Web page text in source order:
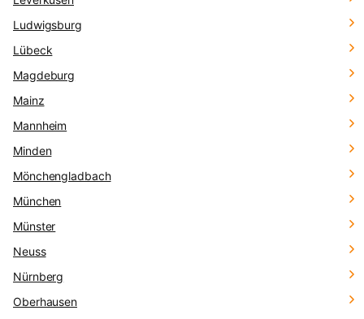
Ludwigsburg
Lübeck
Magdeburg
Mainz
Mannheim
Minden
Mönchengladbach
München
Münster
Neuss
Nürnberg
Oberhausen